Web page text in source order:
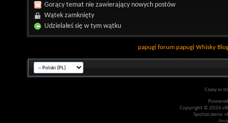
Gorący temat nie zawierający nowych postów
Wątek zamknięty
Udzielałeś się w tym wątku
papugi forum papugi Whisky
Czasy w
Copyright © 2026
Spolszczenie: